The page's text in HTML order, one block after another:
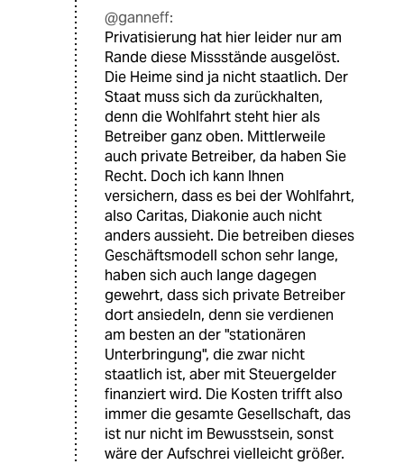
@ganneff:
Privatisierung hat hier leider nur am
Rande diese Missstände ausgelöst.
Die Heime sind ja nicht staatlich. Der
Staat muss sich da zurückhalten,
denn die Wohlfahrt steht hier als
Betreiber ganz oben. Mittlerweile
auch private Betreiber, da haben Sie
Recht. Doch ich kann Ihnen
versichern, dass es bei der Wohlfahrt,
also Caritas, Diakonie auch nicht
anders aussieht. Die betreiben dieses
Geschäftsmodell schon sehr lange,
haben sich auch lange dagegen
gewehrt, dass sich private Betreiber
dort ansiedeln, denn sie verdienen
am besten an der "stationären
Unterbringung", die zwar nicht
staatlich ist, aber mit Steuergelder
finanziert wird. Die Kosten trifft also
immer die gesamte Gesellschaft, das
ist nur nicht im Bewusstsein, sonst
wäre der Aufschrei vielleicht größer.